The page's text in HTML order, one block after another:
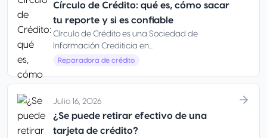
Círculo de Crédito: qué es, cómo sacar
tu reporte y si es confiable
Círculo de Crédito es una Sociedad de
Información Crediticia en...
Reparadora de crédito
Julio 16, 2026
¿Se puede retirar efectivo de una
tarjeta de crédito?